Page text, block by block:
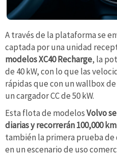
A través de la plataforma se
captada por una unidad
modelos XC40 Recharge, la
de 40 kW, con lo que las
rápidas que con un wallbox
un cargador CC de 50 kW.
Esta flota de modelosVolvo
diarias y recorrerán 100,000
también la primera prueba
en un escenario de uso